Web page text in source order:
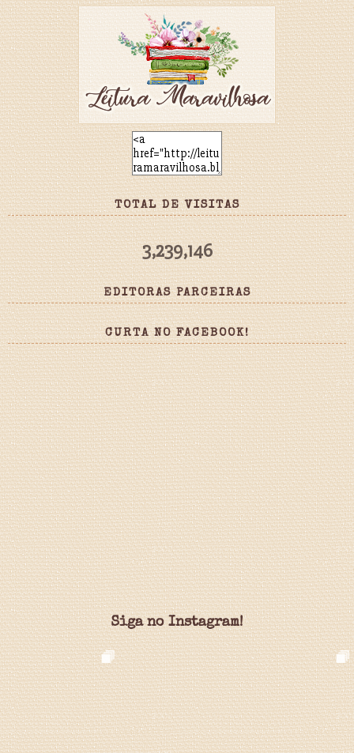
TOTAL DE VISITAS
3,239,146
EDITORAS PARCEIRAS
CURTA NO FACEBOOK!
Siga no Instagram!